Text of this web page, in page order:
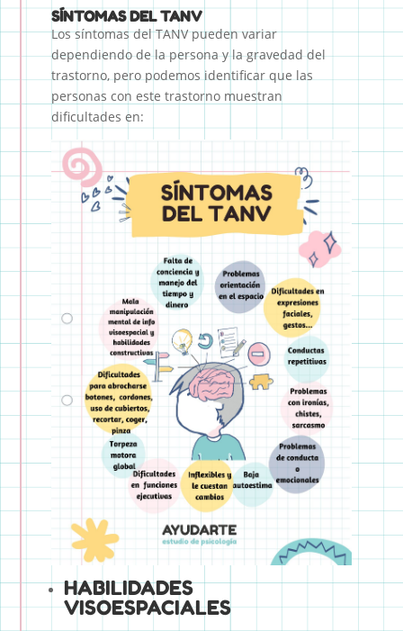
SÍNTOMAS DEL TANV
Los síntomas del TANV pueden variar
dependiendo de la persona y la gravedad del
trastorno, pero podemos identificar que las
personas con este trastorno muestran
dificultades en:
HABILIDADES
VISOESPACIALES